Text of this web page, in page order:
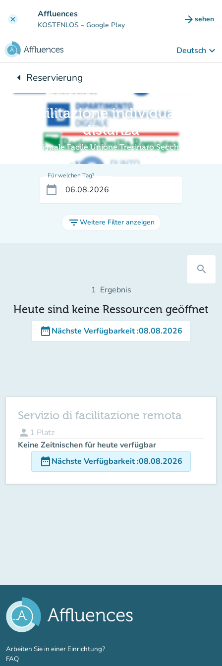
clear Affluences
KOSTENLOS – Google Play arrow_forward sehen
(new
Deutsch keyboard_arrow_down
arrow_leftZurück zu:
Reservierung
Facilitazione individuale a
distanza
Digitale Facile Unione Tresinaro Secchia
Für welchen Tag?
calendar_today
filter_listWeitere Filter anzeigen
search
1 Ergebnis
Heute sind keine Ressourcen geöffnet
date_rangeNächste Verfügbarkeit:08.08.2026
Servizio di facilitazione remota
person 1 Platz
Keine Zeitnischen für heute verfügbar
date_rangeNächste Verfügbarkeit:08.08.2026
Arbeiten Sie in einer Einrichtung?(new tab)
FAQ